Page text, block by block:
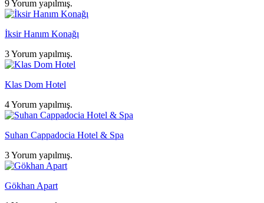
9 Yorum yapılmış.
İksir Hanım Konağı
3 Yorum yapılmış.
Klas Dom Hotel
4 Yorum yapılmış.
Suhan Cappadocia Hotel & Spa
3 Yorum yapılmış.
Gökhan Apart